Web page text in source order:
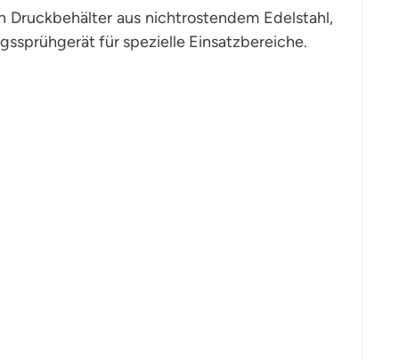
aus nichtrostendem Edelstahl,
für spezielle Einsatzbereiche.